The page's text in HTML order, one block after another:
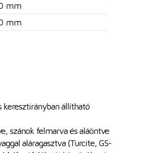
mm
mm
állítható
szánok felmarva és aláöntve
aláragasztva (Turcite, GS-